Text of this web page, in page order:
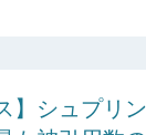
】シュプリ